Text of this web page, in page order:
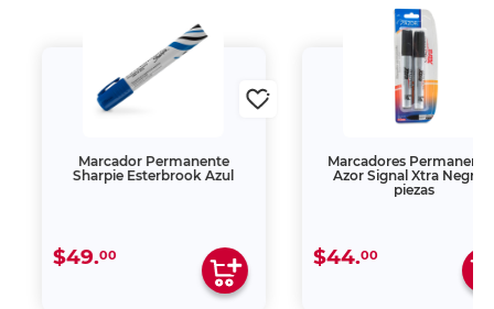
Marcador Permanente
Sharpie Esterbrook Azul
$49. 00
Marcadores
Azor Signal Xtra Negro 2
piezas
$44. 00